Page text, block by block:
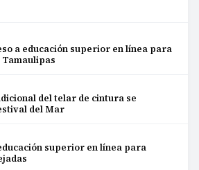
a educación superior en línea para
Tamaulipas
del telar de cintura se
del Mar
superior en línea para